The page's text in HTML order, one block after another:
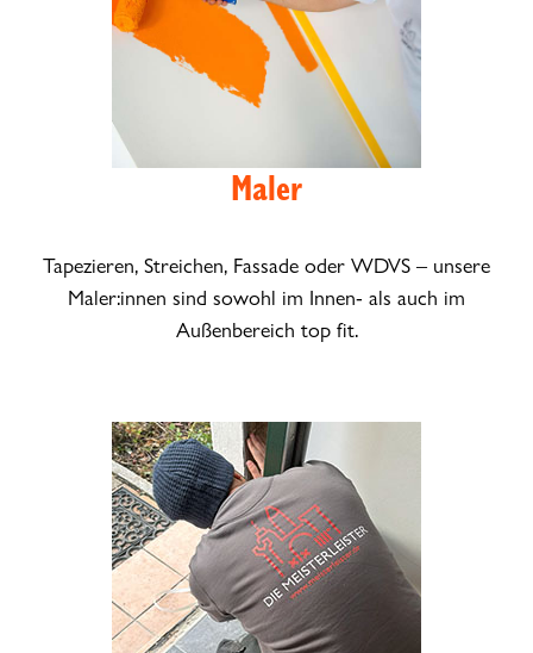
Maler
Tapezieren, Streichen, Fassade oder WDVS – unsere
Maler:innen sind sowohl im Innen- als auch im
Außenbereich top fit.